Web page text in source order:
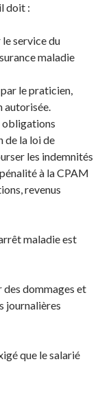
doit :
service du
maladie
le praticien,
autorisée.
obligations
de la loi de
les indemnités
à la CPAM
revenus
maladie est
des dommages et
journalières
que le salarié